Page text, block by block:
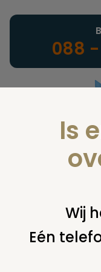
088 -
U bent hier: home
Is
Wij
Eén